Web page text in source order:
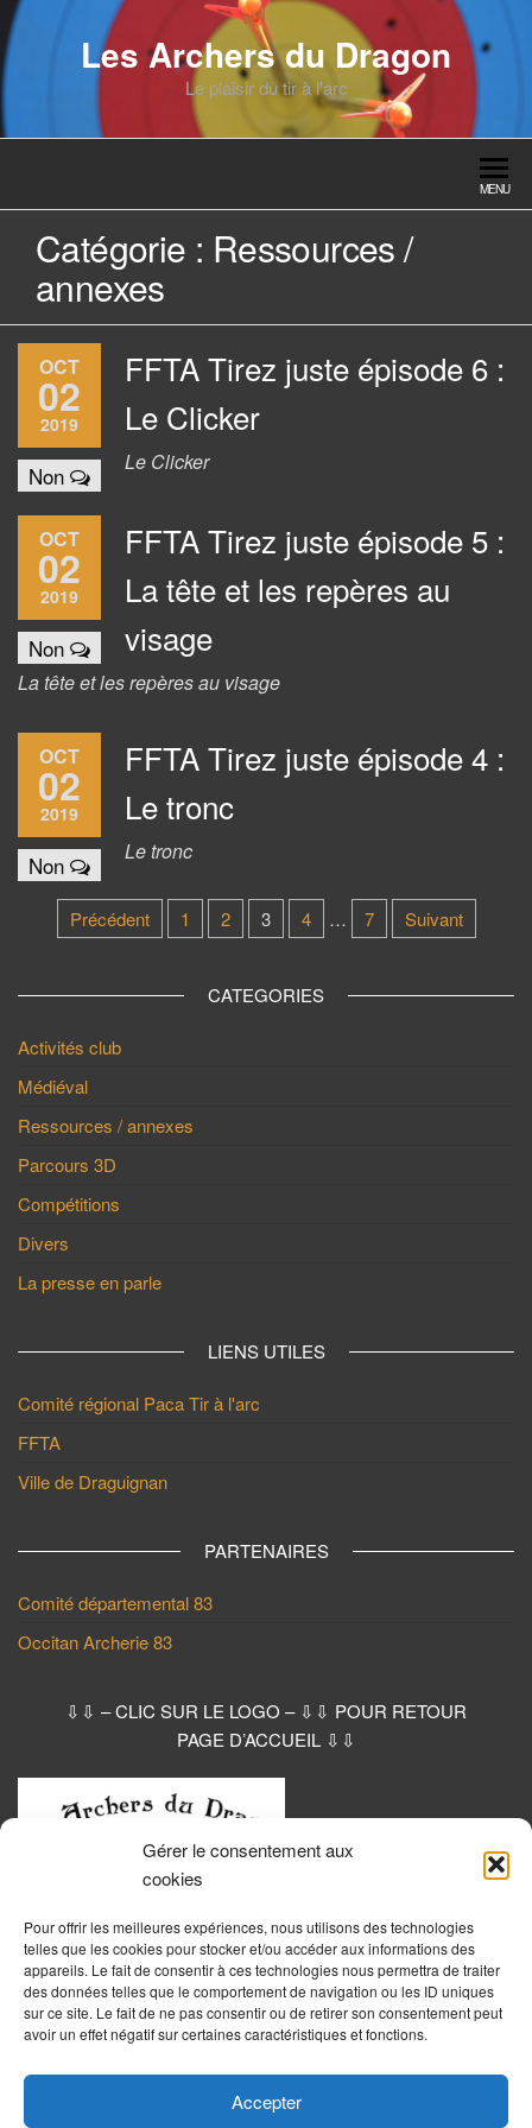
Gérer le consentement aux
cookies
Pour offrir les meilleures expériences, nous utilisons des technologies
telles que les cookies pour stocker et/ou accéder aux informations des
appareils. Le fait de consentir à ces technologies nous permettra de traiter
des données telles que le comportement de navigation ou les ID uniques
sur ce site. Le fait de ne pas consentir ou de retirer son consentement peut
avoir un effet négatif sur certaines caractéristiques et fonctions.
Accepter
Skip
to
the
Les Archers du Dragon
Le plaisir du tir à l'arc
MENU
Catégorie : Ressources /
annexes
OCT
02
2019
Non
FFTA Tirez juste épisode 6 :
Le Clicker
Le Clicker
OCT
02
2019
Non
FFTA Tirez juste épisode 5 :
La tête et les repères au
visage
La tête et les repères au visage
OCT
02
2019
Non
FFTA Tirez juste épisode 4 :
Le tronc
Le tronc
Pagination
publications
Précédent 1 2 3 4 … 7 Suivant
CATEGORIES
Activités club
Médiéval
Ressources / annexes
Parcours 3D
Compétitions
Divers
La presse en parle
LIENS UTILES
Comité régional Paca Tir à l'arc
FFTA
Ville de Draguignan
PARTENAIRES
Comité départemental 83
Occitan Archerie 83
⇩⇩ – CLIC SUR LE LOGO – ⇩⇩ POUR RETOUR
PAGE D’ACCUEIL ⇩⇩